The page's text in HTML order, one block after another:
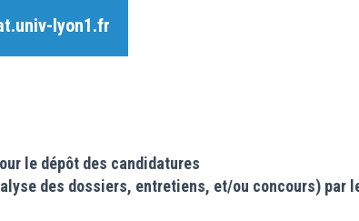
lyon1.fr
le dépôt des candidatures
des dossiers, entretiens, et/ou concours) par